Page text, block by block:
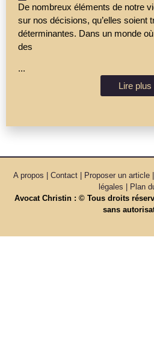
De nombreux éléments de notre
sur nos décisions, qu’elles soient
déterminantes. Dans un monde
des
...
Lire plus
A propos | Contact | Proposer un
légales |
Plan
Avocat Christin : © Tous droits
sans